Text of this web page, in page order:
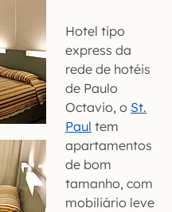
Hotel tipo
express da
rede de hotéis
de Paulo
Octavio, o St.
Paul tem
apartamentos
de bom
tamanho, com
mobiliário leve